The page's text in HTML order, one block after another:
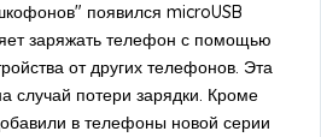
появился microUSB
заряжать телефон с помощью
от других телефонов. Эта
случай потери зарядки. Кроме
в телефоны новой серии